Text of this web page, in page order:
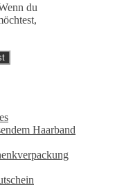
du
Haarband